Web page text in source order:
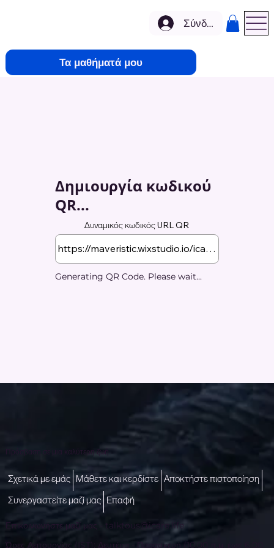
Τα μαθήματά μου
Σύνδεση
Δημιουργία κωδικού
QR...
Δυναμικός κωδικός URL QR
Generating QR Code. Please wait...
Πρόσβαση σε μια καλύτερη ζωή
Επικοινωνήστε μαζί μας - talktous@icare.life
Σχετικά με εμάς Μάθετε και κερδίστε Αποκτήστε πιστοποίηση
Συνεργαστείτε μαζί μας Επαφή
Ώρες Λειτουργίας (IST): Δευτέρα - Παρασκευή (10:00 π.μ. έως 6:00